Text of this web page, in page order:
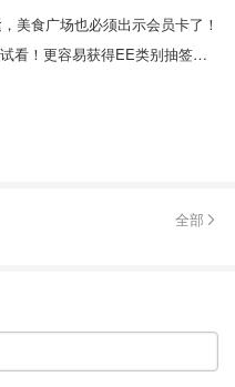
提高其永久居留许可数量
特利尔和拉瓦尔地区以外
见。魁北克省政府计划在
征询。
美食广场也必须出示会员卡了！
还在为身份苦恼？不如转行试试看！更容易获得EE类别抽签资格的职业详解！
全部